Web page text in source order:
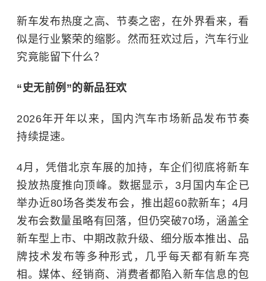
新车发布热度之高、节奏之密，在外界看来，看
似是行业繁荣的缩影。然而狂欢过后，汽车行业
究竟能留下什么？
“史无前例”的新品狂欢
2026年开年以来，国内汽车市场新品发布节奏
持续提速。
4月，凭借北京车展的加持，车企们彻底将新车
投放热度推向顶峰。数据显示，3月国内车企已
举办近80场各类发布会，推出超60款新车；4月
发布会数量虽略有回落，但仍突破70场，涵盖全
新车型上市、中期改款升级、细分版本推出、品
牌技术发布等多种形式，几乎每天都有新车亮
相。媒体、经销商、消费者都陷入新车信息的包